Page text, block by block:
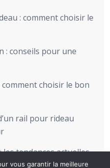
: comment choisir le
: conseils pour une
choisir le bon
rail pour rideau
tendances actuelles
vous garantir la meilleure